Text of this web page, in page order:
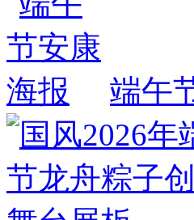
端午